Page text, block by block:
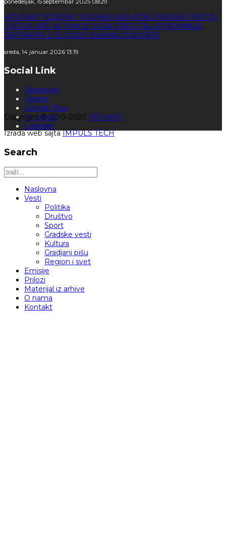
ponedeljak, 15 septembar 2025 08:29
ADVOKAT TODORIĆ PODNEO KRIVIČNE PRIJAVE PROTIV
SUDIJA APELACIONOG SUDA ZBOG FALSIFIKOVANJA
ZAPISNIKA U SLUČAJU SLAVKA ĆUVURIJE
sreda, 14 januar 2026 13:19
Social Link
Facebook
Twitter
Google Plus
Pinterest
Linkedin
Copyright © 2010-2020 RTV MIR.
Izrada web sajtaIMPULS TECH
Search
Naslovna
Vesti
Politika
Društvo
Sport
Gradske vesti
Kultura
Gradjani pišu
Region i svet
Emisije
Prilozi
Materijal iz arhive
O nama
Kontakt